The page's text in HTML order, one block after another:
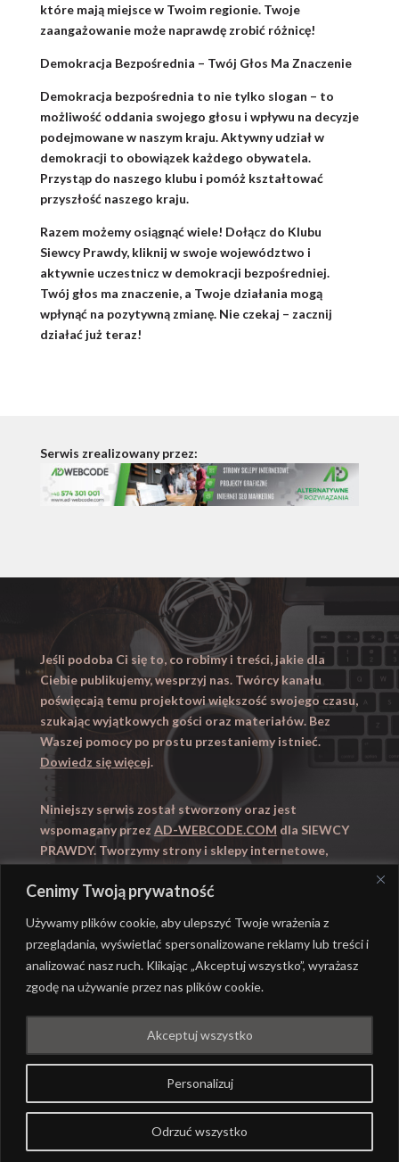
Cenimy Twoją prywatność
Używamy plików cookie, aby ulepszyć Twoje wrażenia z
przeglądania, wyświetlać spersonalizowane reklamy lub treści i
analizować nasz ruch. Klikając „Akceptuj wszystko”, wyrażasz
zgodę na używanie przez nas plików cookie.
Personalizuj
Odrzuć wszystko
Akceptuj wszystko
które mają miejsce w Twoim regionie. Twoje
zaangażowanie może naprawdę zrobić różnicę!
Demokracja Bezpośrednia – Twój Głos Ma Znaczenie
Demokracja bezpośrednia to nie tylko slogan – to
możliwość oddania swojego głosu i wpływu na decyzje
podejmowane w naszym kraju. Aktywny udział w
demokracji to obowiązek każdego obywatela.
Przystąp do naszego klubu i pomóż kształtować
przyszłość naszego kraju.
Razem możemy osiągnąć wiele! Dołącz do Klubu
Siewcy Prawdy, kliknij w swoje województwo i
aktywnie uczestnicz w demokracji bezpośredniej.
Twój głos ma znaczenie, a Twoje działania mogą
wpłynąć na pozytywną zmianę. Nie czekaj – zacznij
działać już teraz!
Serwis zrealizowany przez:
Jeśli podoba Ci się to, co robimy i treści, jakie dla
Ciebie publikujemy, wesprzyj nas. Twórcy kanału
poświęcają temu projektowi większość swojego czasu,
szukając wyjątkowych gości oraz materiałów. Bez
Waszej pomocy po prostu przestaniemy istnieć.
Dowiedz się więcej.
Niniejszy serwis został stworzony oraz jest
wspomagany przez AD-WEBCODE.COM dla SIEWCY
PRAWDY. Tworzymy strony i sklepy internetowe,
Zapraszamy takze naWYUCZENI.PL
AD-WEBCODE.COM
PRAWDY |POLITYKA PRYWATNOŚCI